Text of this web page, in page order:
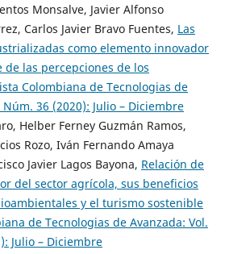
Monsalve, Javier Alfonso
Carlos Javier Bravo Fuentes, Las
como elemento innovador
de las percepciones de los
Colombiana de Tecnologias de
Núm. 36 (2020): Julio – Diciembre
Helber Ferney Guzmán Ramos,
Rozo, Iván Fernando Amaya
Javier Lagos Bayona, Relación de
del sector agrícola, sus beneficios
y el turismo sostenible
de Tecnologias de Avanzada: Vol.
Julio – Diciembre